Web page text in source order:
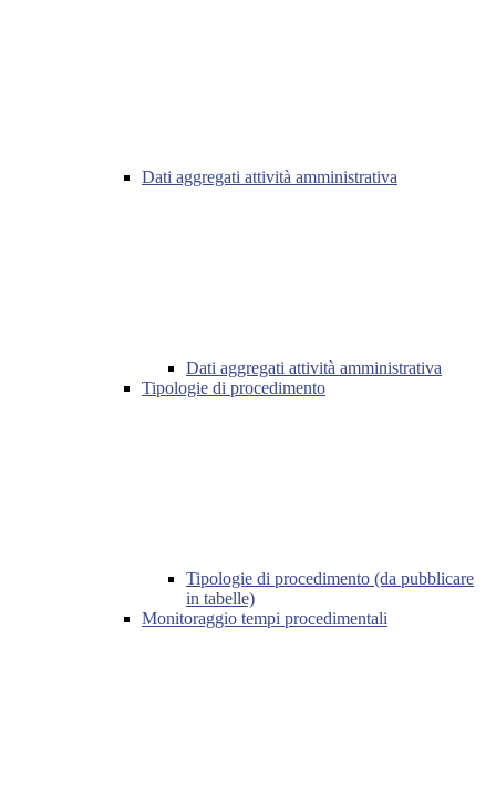
Dati aggregati attività amministrativa
Dati aggregati attività amministrativa
Tipologie di procedimento
Tipologie di procedimento (da pubblicare
in tabelle)
Monitoraggio tempi procedimentali